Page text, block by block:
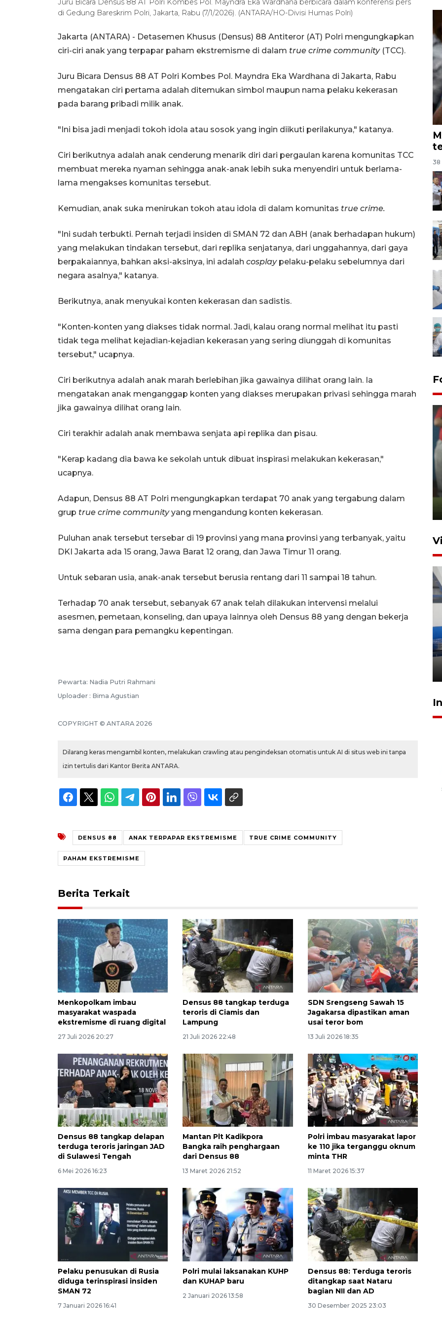
Juru Bicara Densus 88 AT Polri Kombes Pol. Mayndra Eka Wardhana berbicara dalam konferensi pers
di Gedung Bareskrim Polri, Jakarta, Rabu (7/1/2026). (ANTARA/HO-Divisi Humas Polri)
Jakarta (ANTARA) - Detasemen Khusus (Densus) 88 Antiteror (AT) Polri mengungkapkan
ciri-ciri anak yang terpapar paham ekstremisme di dalam true crime community(TCC).
Juru Bicara Densus 88 AT Polri Kombes Pol. Mayndra Eka Wardhana di Jakarta, Rabu
mengatakan ciri pertama adalah ditemukan simbol maupun nama pelaku kekerasan
pada barang pribadi milik anak.
"Ini bisa jadi menjadi tokoh idola atau sosok yang ingin diikuti perilakunya," katanya.
Ciri berikutnya adalah anak cenderung menarik diri dari pergaulan karena komunitas TCC
membuat mereka nyaman sehingga anak-anak lebih suka menyendiri untuk berlama-
lama mengakses komunitas tersebut.
Kemudian, anak suka menirukan tokoh atau idola di dalam komunitas true crime.
"Ini sudah terbukti. Pernah terjadi insiden di SMAN 72 dan ABH (anak berhadapan hukum)
yang melakukan tindakan tersebut, dari replika senjatanya, dari unggahannya, dari gaya
berpakaiannya, bahkan aksi-aksinya, ini adalah cosplaypelaku-pelaku sebelumnya dari
negara asalnya," katanya.
Berikutnya, anak menyukai konten kekerasan dan sadistis.
"Konten-konten yang diakses tidak normal. Jadi, kalau orang normal melihat itu pasti
tidak tega melihat kejadian-kejadian kekerasan yang sering diunggah di komunitas
tersebut," ucapnya.
Ciri berikutnya adalah anak marah berlebihan jika gawainya dilihat orang lain. Ia
mengatakan anak menganggap konten yang diakses merupakan privasi sehingga marah
jika gawainya dilihat orang lain.
Ciri terakhir adalah anak membawa senjata api replika dan pisau.
"Kerap kadang dia bawa ke sekolah untuk dibuat inspirasi melakukan kekerasan,"
ucapnya.
Adapun, Densus 88 AT Polri mengungkapkan terdapat 70 anak yang tergabung dalam
grup true crime communityyang mengandung konten kekerasan.
Puluhan anak tersebut tersebar di 19 provinsi yang mana provinsi yang terbanyak, yaitu
DKI Jakarta ada 15 orang, Jawa Barat 12 orang, dan Jawa Timur 11 orang.
Untuk sebaran usia, anak-anak tersebut berusia rentang dari 11 sampai 18 tahun.
Terhadap 70 anak tersebut, sebanyak 67 anak telah dilakukan intervensi melalui
asesmen, pemetaan, konseling, dan upaya lainnya oleh Densus 88 yang dengan bekerja
sama dengan para pemangku kepentingan.
Pewarta: Nadia Putri Rahmani
Uploader : Bima Agustian
COPYRIGHT © ANTARA 2026
Dilarang keras mengambil konten, melakukan crawling atau pengindeksan otomatis untuk AI di situs web ini tanpa
izin tertulis dari Kantor Berita ANTARA.
DENSUS 88 ANAK TERPAPAR EKSTREMISME TRUE CRIME COMMUNITY
PAHAM EKSTREMISME
Berita Terkait
Menkopolkam imbau
masyarakat waspada
ekstremisme di ruang digital
27 Juli 2026 20:27
Densus 88 tangkap terduga
teroris di Ciamis dan
Lampung
21 Juli 2026 22:48
SDN Srengseng Sawah 15
Jagakarsa dipastikan aman
usai teror bom
13 Juli 2026 18:35
Densus 88 tangkap delapan
terduga teroris jaringan JAD
di Sulawesi Tengah
6 Mei 2026 16:23
Mantan Plt Kadikpora
Bangka raih penghargaan
dari Densus 88
13 Maret 2026 21:52
Polri imbau masyarakat lapor
ke 110 jika terganggu oknum
minta THR
11 Maret 2026 15:37
Pelaku penusukan di Rusia
diduga terinspirasi insiden
SMAN 72
7 Januari 2026 16:41
Polri mulai laksanakan KUHP
dan KUHAP baru
2 Januari 2026 13:58
Densus 88: Terduga teroris
ditangkap saat Nataru
bagian NII dan AD
30 Desember 2025 23:03
38
Sama
Sinyal positif perekonomian
Indonesia